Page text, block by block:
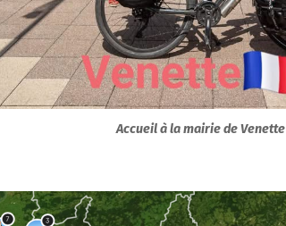
Accueilà la mairie de Venette